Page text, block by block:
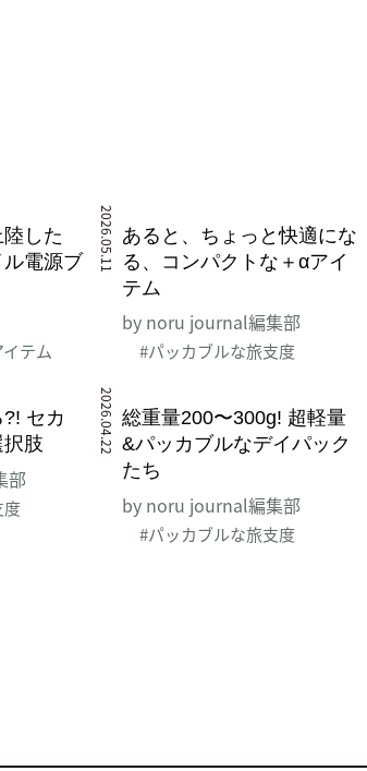
した
電源ブ
テム
2026.05.11 あると、ちょっと快適にな
る、コンパクトな＋αアイ
テム
by noru journal編集部
#パッカブルな旅支度
セカ
肢
部
2026.04.22 総重量200〜300g! 超軽量
&パッカブルなデイパック
たち
by noru journal編集部
#パッカブルな旅支度